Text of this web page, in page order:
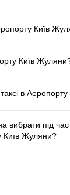
Київ
Київ
в
вибрати під
Київ Жуляни?